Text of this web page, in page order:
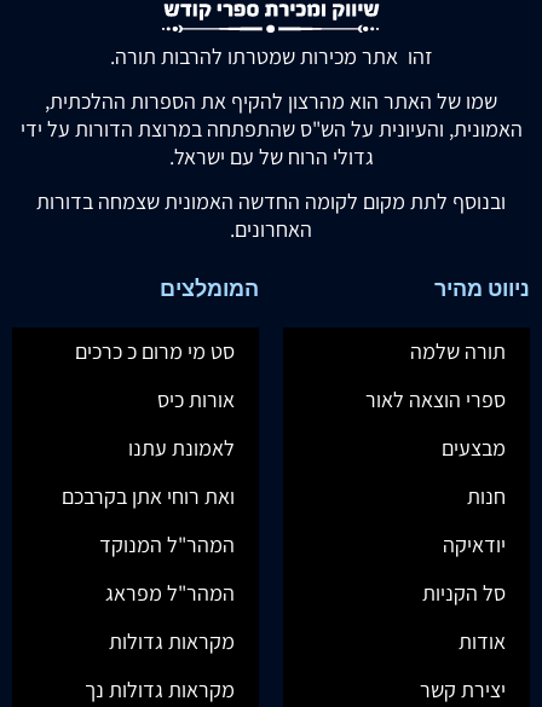
זהו אתר מכירות שמטרתו להרבות תורה.
שמו של האתר הוא מהרצון להקיף את הספרות ההלכתית,
האמונית, והעיונית על הש"ס שהתפתחה במרוצת הדורות על ידי
גדולי הרוח של עם ישראל.
ובנוסף לתת מקום לקומה החדשה האמונית שצמחה בדורות
האחרונים.
ניווט מהיר
תורה שלמה
ספרי הוצאה לאור
מבצעים
חנות
יודאיקה
סל הקניות
אודות
יצירת קשר
המומלצים
סט מי מרום כ כרכים
אורות כיס
לאמונת עתנו
ואת רוחי אתן בקרבכם
המהר"ל המנוקד
המהר"ל מפראג
מקראות גדולות
מקראות גדולות נך